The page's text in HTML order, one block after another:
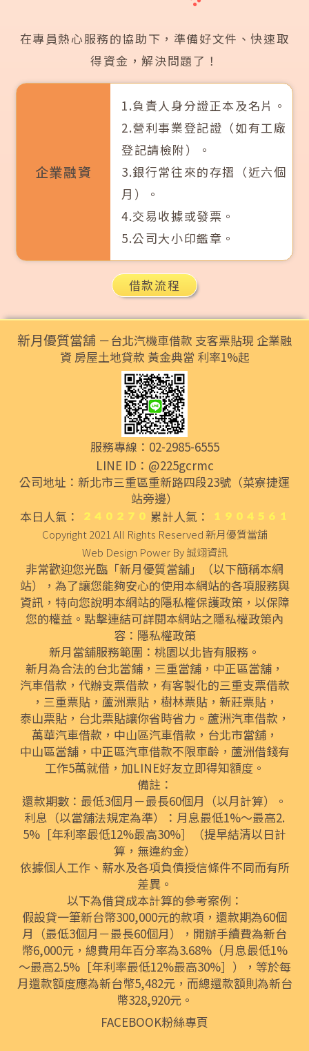
在專員熱心服務的協助下，準備好文件、快速取
得資金，解決問題了！
企業融資
1.負責人身分證正本及名片。
2.營利事業登記證（如有工廠
登記請檢附）。
3.銀行常往來的存摺（近六個
月）。
4.交易收據或發票。
5.公司大小印鑑章。
借款流程
新月優質當舖 －台北汽機車借款 支客票貼現 企業融
資 房屋土地貸款 黃金典當 利率1%起
服務專線：02-2985-6555
LINE ID：@225gcrmc
公司地址：新北市三重區重新路四段23號（菜寮捷運
站旁邊）
本日人氣：
累計人氣：
Copyright 2021 All Rights Reserved新月優質當舖
Web Design Power By誠翊資訊
非常歡迎您光臨「新月優質當舖」（以下簡稱本網
站），為了讓您能夠安心的使用本網站的各項服務與
資訊，特向您說明本網站的隱私權保護政策，以保障
您的權益。點擊連結可詳閱本網站之隱私權政策內
容： 隱私權政策
新月當舖服務範圍：桃園以北皆有服務。
新月為合法的台北當鋪 ， 三重當舖 ， 中正區當舖 ，
汽車借款 ，代辦支票借款 ，有客製化的三重支票借款
， 三重票貼， 蘆洲票貼， 樹林票貼， 新莊票貼，
泰山票貼， 台北票貼讓你省時省力。 蘆洲汽車借款 ，
萬華汽車借款 ， 中山區汽車借款 ， 台北市當舖，
中山區當舖， 中正區汽車借款不限車齡， 蘆洲借錢有
工作5萬就借，加LINE好友立即得知額度。
備註：
還款期數：最低3個月－最長60個月（以月計算）。
利息（以當舖法規定為準）：月息最低1%～最高2.
5%［年利率最低12%最高30%］（提早結清以日計
算，無違約金）
依據個人工作、薪水及各項負債授信條件不同而有所
差異。
以下為借貸成本計算的參考案例：
假設貸一筆新台幣300,000元的款項，還款期為60個
月（最低3個月－最長60個月），開辦手續費為新台
幣6,000元，總費用年百分率為3.68%（月息最低1%
～最高2.5%［年利率最低12%最高30%］），等於每
月還款額度應為新台幣5,482元，而總還款額則為新台
幣328,920元。
FACEBOOK粉絲專頁